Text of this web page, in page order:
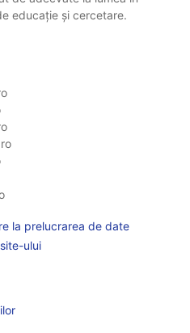
educație și cercetare.
la prelucrarea de date
ului